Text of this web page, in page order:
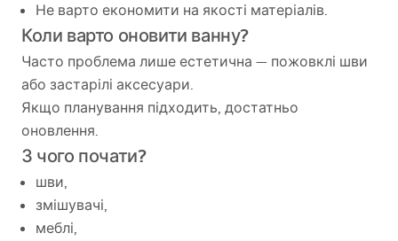
Не варто економити на якості матеріалів.
Коли варто оновити ванну?
Часто проблема лише естетична — пожовклі шви
або застарілі аксесуари.
Якщо планування підходить, достатньо
оновлення.
З чого почати?
шви,
змішувачі,
меблі,